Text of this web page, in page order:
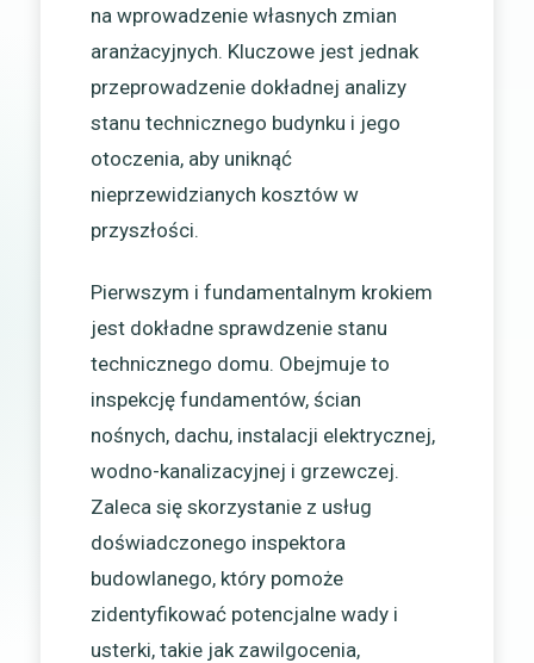
na wprowadzenie własnych zmian
aranżacyjnych. Kluczowe jest jednak
przeprowadzenie dokładnej analizy
stanu technicznego budynku i jego
otoczenia, aby uniknąć
nieprzewidzianych kosztów w
przyszłości.
Pierwszym i fundamentalnym krokiem
jest dokładne sprawdzenie stanu
technicznego domu. Obejmuje to
inspekcję fundamentów, ścian
nośnych, dachu, instalacji elektrycznej,
wodno-kanalizacyjnej i grzewczej.
Zaleca się skorzystanie z usług
doświadczonego inspektora
budowlanego, który pomoże
zidentyfikować potencjalne wady i
usterki, takie jak zawilgocenia,